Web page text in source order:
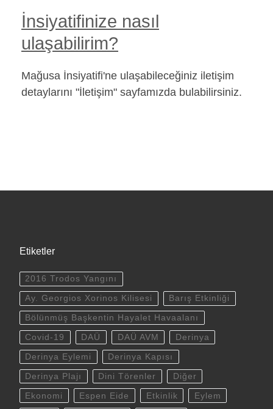
İnsiyatifinize nasıl
ulaşabilirim?
Mağusa İnsiyatifi'ne ulaşabileceğiniz iletişim
detaylarını "İletişim" sayfamızda bulabilirsiniz.
Etiketler
2016 Trodos Yangını
Ay. Georgios Xorinos Kilisesi Barış Etkinliği
Bölünmüş Başkentin Hayalet Havaalanı
Covid-19 DAÜ DAÜ AVM Derinya
Derinya Eylemi Derinya Kapısı
Derinya Plajı Dini Törenler Diğer
Ekonomi Espen Eide Etkinlik Eylem